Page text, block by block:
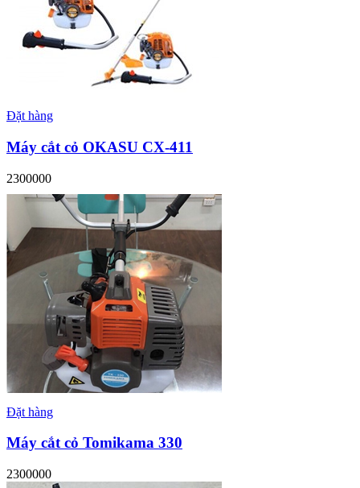
Đặt hàng
Máy cắt cỏ OKASU CX-411
2300000
Đặt hàng
Máy cắt cỏ Tomikama 330
2300000